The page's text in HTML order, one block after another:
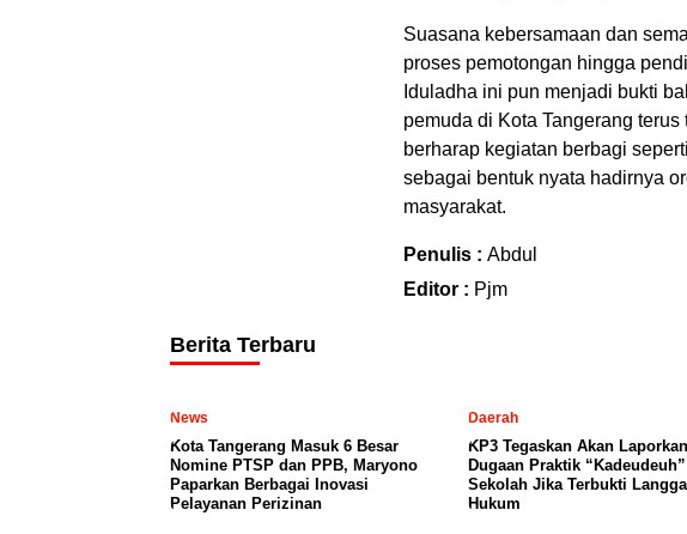
Suasana kebersamaan dan
proses pemotongan hingga
Iduladha ini pun menjadi bukti
pemuda di Kota Tangerang
berharap kegiatan berbagi
sebagai bentuk nyata hadirnya
masyarakat.
Penulis : Abdul
Editor : Pjm
Berita Terbaru
News
Kota Tangerang Masuk 6 Besar
Nomine PTSP dan PPB, Maryono
Paparkan Berbagai Inovasi
Pelayanan Perizinan
Daerah
KP3 Tegaskan Akan Laporkan
Dugaan Praktik
Sekolah Jika Terbukti
Hukum